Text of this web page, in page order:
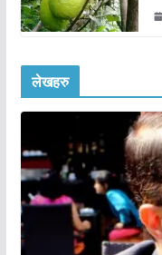
लेखहरु